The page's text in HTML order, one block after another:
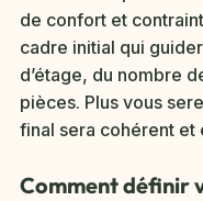
de confort et
cadre initial qui
d’étage, du nombre
pièces. Plus vous
final sera cohérent et
Comment définir